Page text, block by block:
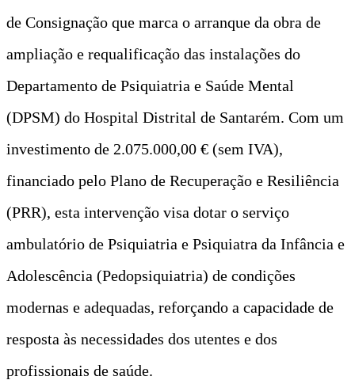
de Consignação que marca o arranque da obra de
ampliação e requalificação das instalações do
Departamento de Psiquiatria e Saúde Mental
(DPSM) do Hospital Distrital de Santarém. Com um
investimento de 2.075.000,00 € (sem IVA),
financiado pelo Plano de Recuperação e Resiliência
(PRR), esta intervenção visa dotar o serviço
ambulatório de Psiquiatria e Psiquiatra da Infância e
Adolescência (Pedopsiquiatria) de condições
modernas e adequadas, reforçando a capacidade de
resposta às necessidades dos utentes e dos
profissionais de saúde.